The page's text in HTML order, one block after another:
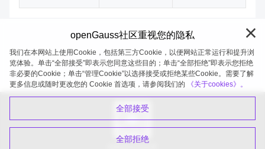
openGauss 2026-08-09 20:27:19
openGauss社区重视您的隐私
我们在本网站上使用Cookie，包括第三方Cookie，以便网站正常运行和提升浏
览体验。单击“全部接受”即表示您同意这些目的；单击“全部拒绝”即表示您拒绝
非必要的Cookie；单击“管理Cookie”以选择接受或拒绝某些Cookie。需要了解
更多信息或随时更改您的 Cookie 首选项，请参阅我们的
《关于cookies》。
全部接受
全部拒绝